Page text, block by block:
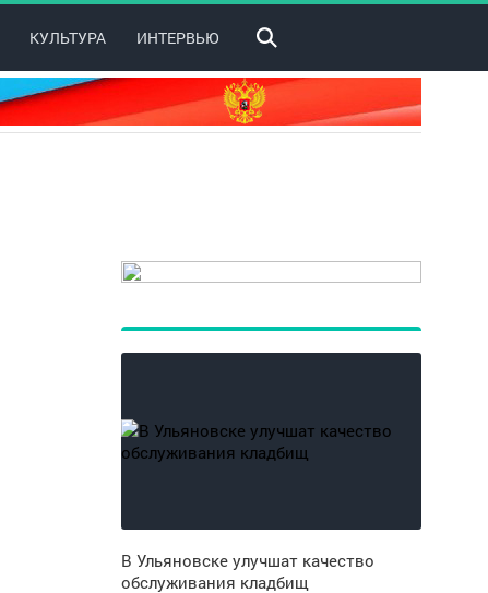
КУЛЬТУРА ИНТЕРВЬЮ
В Ульяновске улучшат качество
обслуживания кладбищ